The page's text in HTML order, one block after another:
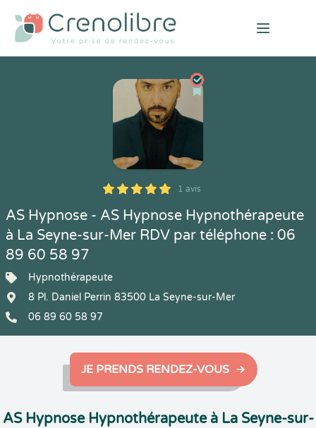
Open
5
1
5
1 1 avis
AS Hypnose - AS Hypnose Hypnothérapeute
à La Seyne-sur-Mer RDV par téléphone : 06
89 60 58 97
Hypnothérapeute
8 Pl. Daniel Perrin 83500 La Seyne-sur-Mer
06 89 60 58 97
JE PRENDS RENDEZ-VOUS
AS Hypnose Hypnothérapeute à La Seyne-sur-